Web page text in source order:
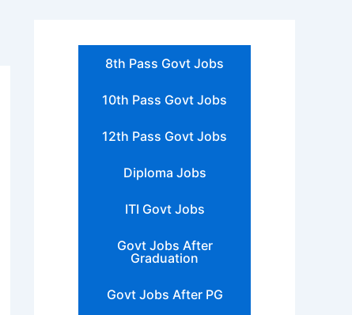
8th Pass Govt Jobs
10th Pass Govt Jobs
12th Pass Govt Jobs
Diploma Jobs
ITI Govt Jobs
Govt Jobs After
Graduation
Govt Jobs After PG